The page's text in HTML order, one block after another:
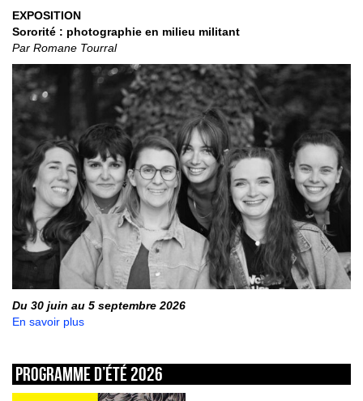
EXPOSITION
Sororité : photographie en milieu militant
Par Romane Tourral
Du 30 juin au 5 septembre 2026
En savoir plus
Programme d’été 2026